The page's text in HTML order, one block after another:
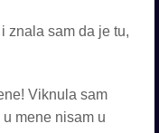
znala sam da je tu,
Viknula sam
mene nisam u